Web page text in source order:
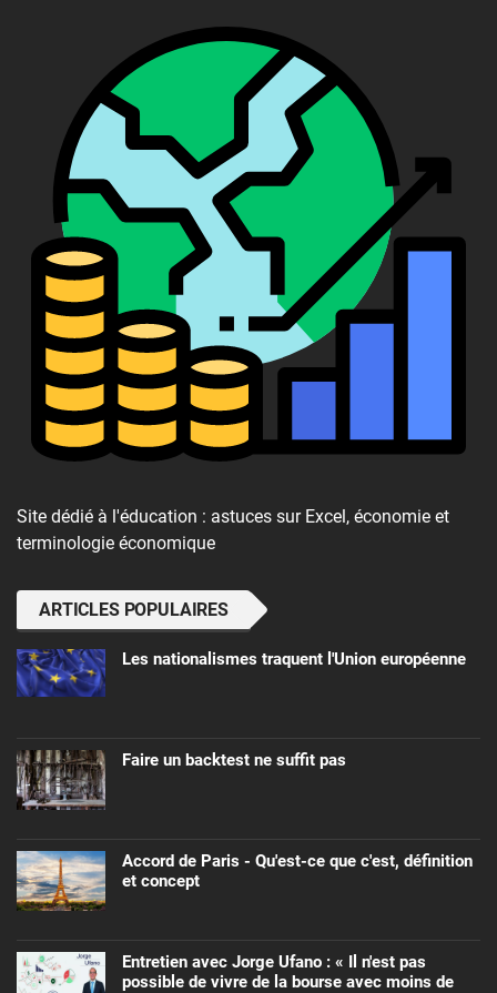
Site dédié à l'éducation : astuces sur Excel, économie et
terminologie économique
ARTICLES POPULAIRES
Les nationalismes traquent l'Union européenne
Faire un backtest ne suffit pas
Accord de Paris - Qu'est-ce que c'est, définition
et concept
Entretien avec Jorge Ufano : « Il n'est pas
possible de vivre de la bourse avec moins de